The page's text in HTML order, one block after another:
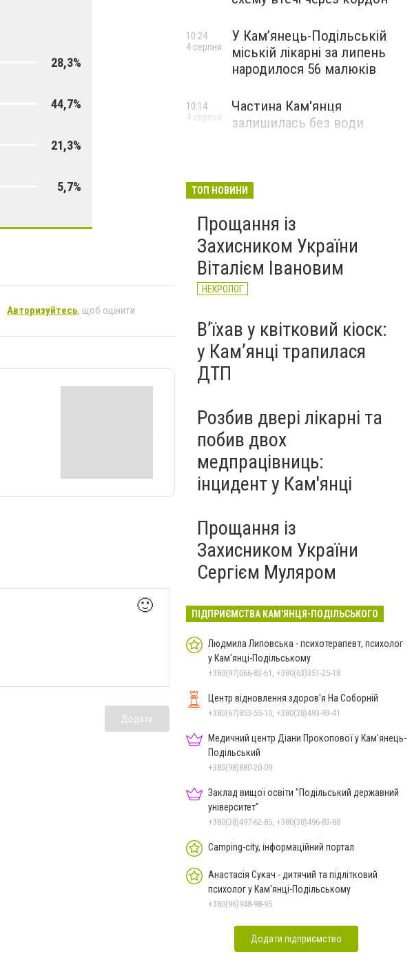
28,3%
44,7%
21,3%
5,7%
Авторизуйтесь, щоб оцінити
🙂
Додати
У Кам’янець-Подільській
міській лікарні за липень
народилося 56 малюків
10:24
4 серпня
Частина Кам'янця
залишилась без води
10:14
4 серпня
ТОП НОВИНИ
Прощання із
Захисником України
Віталієм Івановим
НЕКРОЛОГ
Вʼїхав у квітковий кіоск:
у Камʼянці трапилася
ДТП
Розбив двері лікарні та
побив двох
медпрацівниць:
інцидент у Кам'янці
Прощання із
Захисником України
Сергієм Муляром
ПІДПРИЄМСТВА КАМ'ЯНЦЯ-ПОДІЛЬСЬКОГО
Людмила Липовська - психотерапевт, психолог
у Кам'янці-Подільському
+380(97)066-83-61, +380(63)351-25-18
Центр відновлення здоров'я На Соборній
+380(67)853-55-10, +380(38)493-93-41
Медичний центр Діани Прокопової у Кам'янець-
Подільський
+380(98)880-20-09
Заклад вищої освіти "Подільський державний
університет"
+380(38)497-62-85, +380(38)496-83-88
Camping-city, інформаційний портал
Анастасія Сукач - дитячий та підлітковий
психолог у Кам'янці-Подільському
+380(96)948-98-95
Додати підприємство